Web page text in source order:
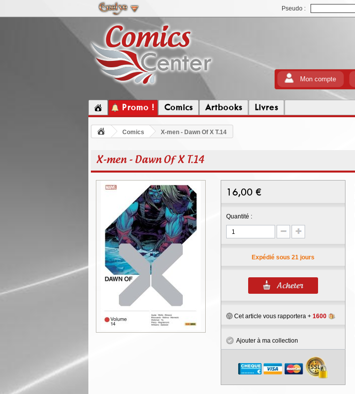
Pseudo :
Mon compte
Promo ! Comics Artbooks Livres
Comics X-men - Dawn Of X T.14
X-men - Dawn Of X T.14
16,00 €
Quantité :
Expédié sous 21 jours
Cet article vous rapportera + 1600
Ajouter à ma collection